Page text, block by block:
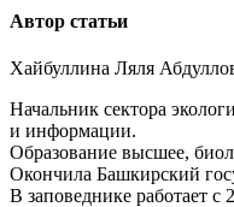
Автор статьи
Хайбуллина Ляля
Начальник сектора
и информации.
Образование высшее,
Окончила Башкирский
В заповеднике работает с